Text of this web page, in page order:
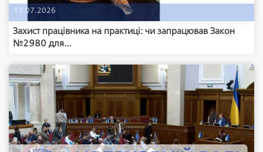
17.07.2026
Захист працівника на практиці: чи запрацював Закон
№2980 для...